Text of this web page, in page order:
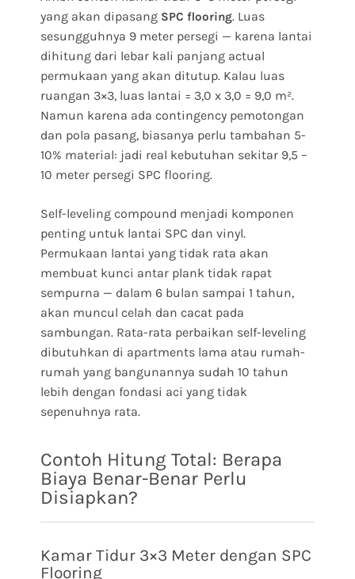
yang akan dipasang SPC flooring. Luas
sesungguhnya 9 meter persegi — karena lantai
dihitung dari lebar kali panjang actual
permukaan yang akan ditutup. Kalau luas
ruangan 3×3, luas lantai = 3,0 x 3,0 = 9,0 m².
Namun karena ada contingency pemotongan
dan pola pasang, biasanya perlu tambahan 5-
10% material: jadi real kebutuhan sekitar 9,5 –
10 meter persegi SPC flooring.
Self-leveling compound menjadi komponen
penting untuk lantai SPC dan vinyl.
Permukaan lantai yang tidak rata akan
membuat kunci antar plank tidak rapat
sempurna — dalam 6 bulan sampai 1 tahun,
akan muncul celah dan cacat pada
sambungan. Rata-rata perbaikan self-leveling
dibutuhkan di apartments lama atau rumah-
rumah yang bangunannya sudah 10 tahun
lebih dengan fondasi aci yang tidak
sepenuhnya rata.
Contoh Hitung Total: Berapa
Biaya Benar-Benar Perlu
Disiapkan?
Kamar Tidur 3×3 Meter dengan SPC
Flooring